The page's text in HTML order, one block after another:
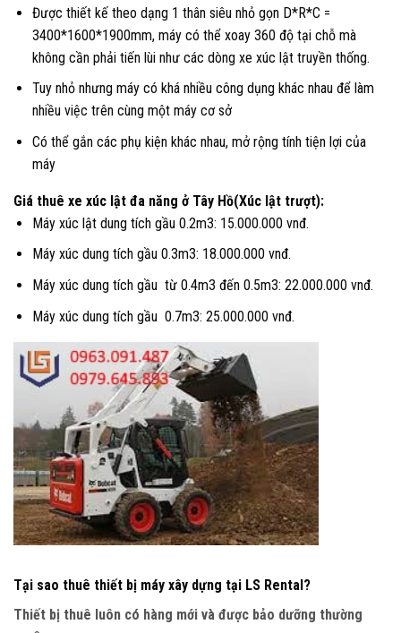
Được thiết kế theo dạng 1 thân siêu nhỏ gọn D*R*C =
3400*1600*1900mm, máy có thể xoay 360 độ tại chỗ mà
không cần phải tiến lùi như các dòng xe xúc lật truyền thống.
Tuy nhỏ nhưng máy có khá nhiều công dụng khác nhau để làm
nhiều việc trên cùng một máy cơ sở
Có thể gắn các phụ kiện khác nhau, mở rộng tính tiện lợi của
máy
Giá thuê xe xúc lật đa năng ở Tây Hồ(Xúc lật trượt):
Máy xúc lật dung tích gầu 0.2m3: 15.000.000 vnđ.
Máy xúc dung tích gầu 0.3m3: 18.000.000 vnđ.
Máy xúc dung tích gầu từ 0.4m3 đến 0.5m3: 22.000.000 vnđ.
Máy xúc dung tích gầu 0.7m3: 25.000.000 vnđ.
Tại sao thuê thiết bị máy xây dựng tại LS Rental?
Thiết bị thuê luôn có hàng mới và được bảo dưỡng thường